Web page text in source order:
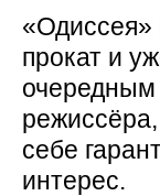
«Одиссея»
прокат и
себе
интерес.